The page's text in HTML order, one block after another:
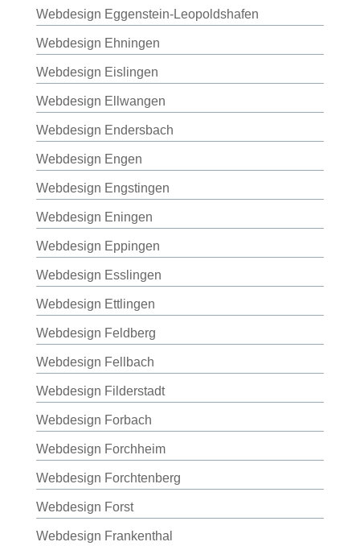
Webdesign Eggenstein-Leopoldshafen
Webdesign Ehningen
Webdesign Eislingen
Webdesign Ellwangen
Webdesign Endersbach
Webdesign Engen
Webdesign Engstingen
Webdesign Eningen
Webdesign Eppingen
Webdesign Esslingen
Webdesign Ettlingen
Webdesign Feldberg
Webdesign Fellbach
Webdesign Filderstadt
Webdesign Forbach
Webdesign Forchheim
Webdesign Forchtenberg
Webdesign Forst
Webdesign Frankenthal